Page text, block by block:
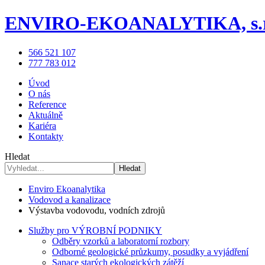
ENVIRO-EKOANALYTIKA,
566 521 107
777 783 012
Úvod
O nás
Reference
Aktuálně
Kariéra
Kontakty
Hledat
Hledat
Enviro Ekoanalytika
Vodovod a kanalizace
Výstavba vodovodu, vodních zdrojů
Služby pro VÝROBNÍ PODNIKY
Odběry vzorků a laboratorní rozbory
Odborné geologické průzkumy, posudky a vyjádření
Sanace starých ekologických zátěží